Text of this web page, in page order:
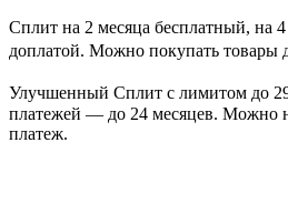
Сплит на 2 месяца бесплатный, на
доплатой. Можно покупать товары
Улучшенный Сплит с лимитом до
платежей — до 24 месяцев. Можно
платеж.